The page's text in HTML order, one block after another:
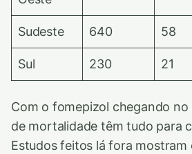
Sudeste 640 58
Sul 230 21
Com o fomepizol chegando no
de mortalidade têm tudo para
Estudos feitos lá fora mostram